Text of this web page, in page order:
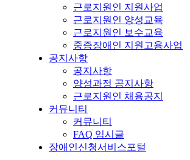
근로지원인 지원사업
근로지원인 양성교육
근로지원인 보수교육
중증장애인 지원고용사업
공지사항
공지사항
양성과정 공지사항
근로지원인 채용공지
커뮤니티
커뮤니티
FAQ 임시글
장애인신청서비스포털